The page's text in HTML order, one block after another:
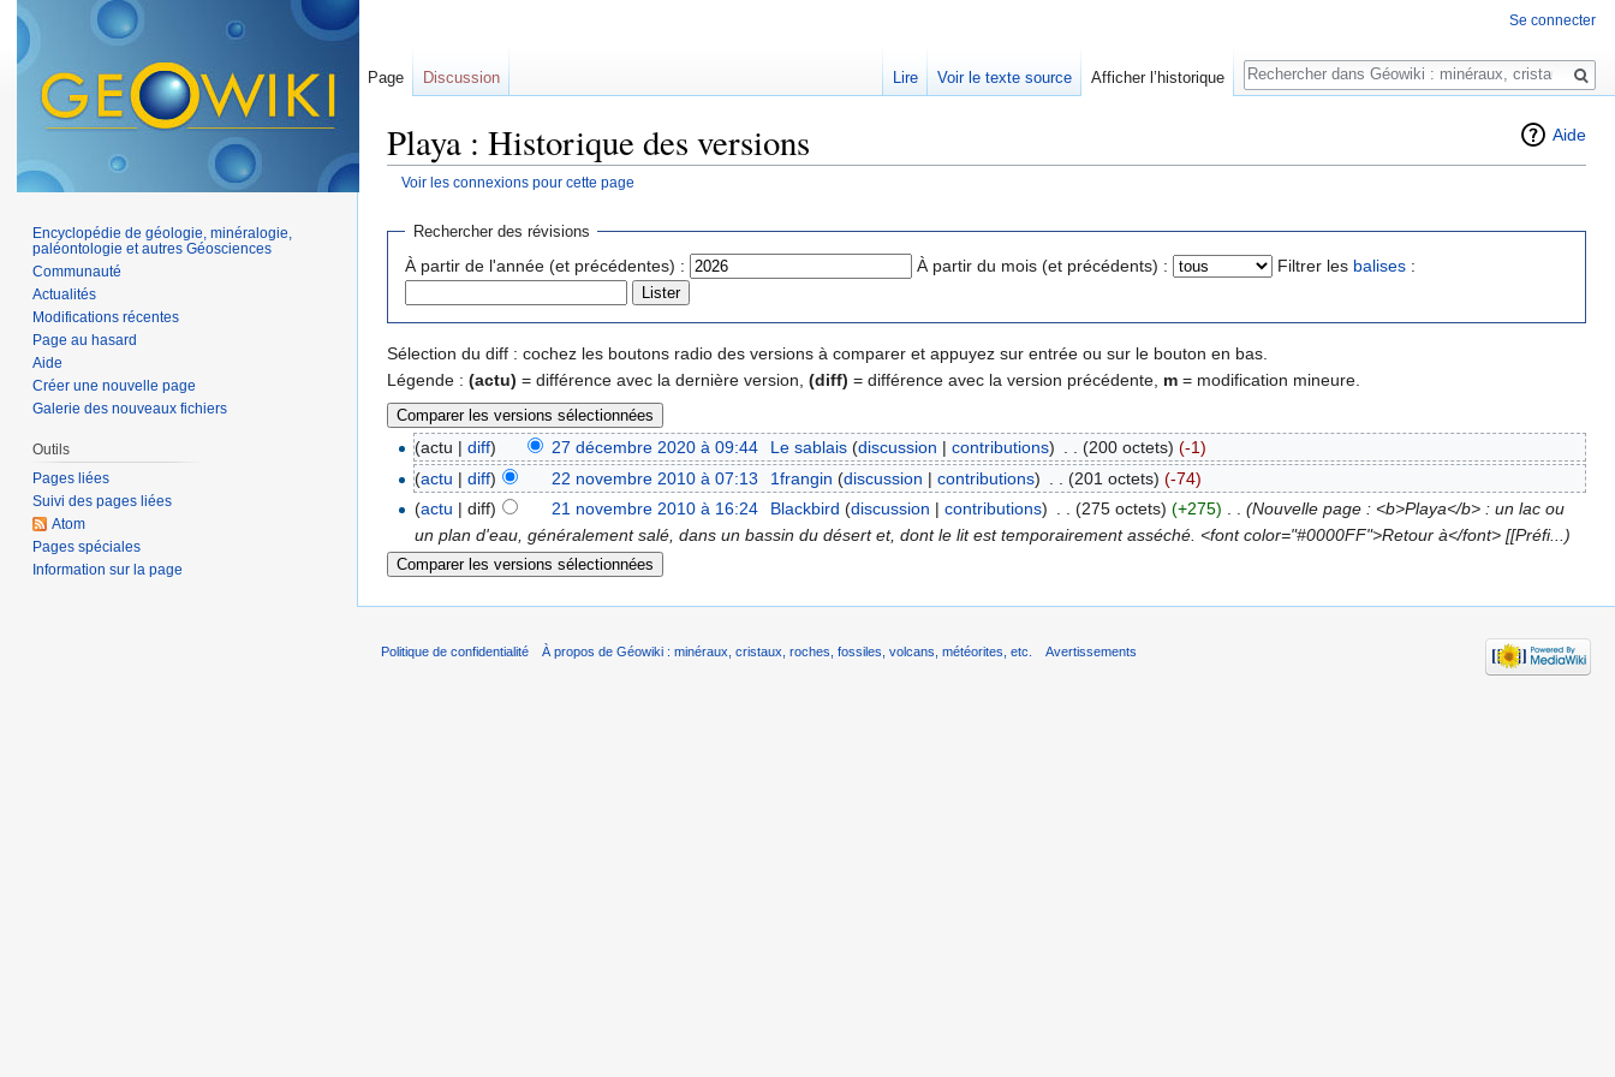
Aide
Playa : Historique des versions
Voir les connexions pour cette page
Rechercher des révisions
À partir de l'année (et précédentes) : À partir du mois (et précédents) : Filtrer les balises :
Sélection du diff : cochez les boutons radio des versions à comparer et appuyez sur entrée ou sur le bouton en bas.
Légende : (actu) = différence avec la dernière version, (diff) = différence avec la version précédente, m = modification mineure.
(actu |diff) 27 décembre 2020 à 09:44 Le sablais (discussion | contributions) (200 octets) (-1)
(actu |diff) 22 novembre 2010 à 07:13 1frangin (discussion | contributions) (201 octets) (-74)
(actu | diff) 21 novembre 2010 à 16:24 Blackbird (discussion | contributions) (275 octets) (+275)
(Nouvelle page : <b>Playa</b> : un lac ou
un plan d'eau, généralement salé, dans un bassin du désert et, dont le lit est temporairement asséché. <font color="#0000FF">Retour à</font> [[Préfi...)
Se connecter
Page Discussion Lire Voir le texte source Afficher l’historique
Rechercher
Encyclopédie de géologie, minéralogie,
paléontologie et autres Géosciences
Communauté
Actualités
Modifications récentes
Page au hasard
Aide
Créer une nouvelle page
Galerie des nouveaux fichiers
Outils
Pages liées
Suivi des pages liées
Atom
Pages spéciales
Information sur la page
Politique de confidentialité À propos de Géowiki : minéraux, cristaux, roches, fossiles, volcans, météorites, etc. Avertissements